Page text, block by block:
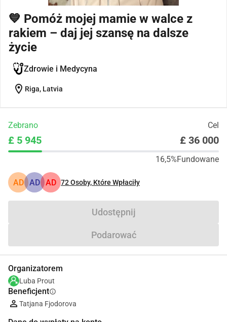
💙 Pomóż mojej mamie w walce z
rakiem – daj jej szansę na dalsze
życie
Zdrowie i Medycyna
location_on Riga, Latvia
Zebrano Cel
£ 5 945 £ 36 000
16,5%Fundowane
AD AD AD 72Osoby, Które Wpłaciły
Udostępnij
Podarować
Organizatorem
Luba Prout
Beneficjentinfo
Tatjana Fjodorova